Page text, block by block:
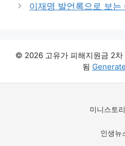
리
이재명 발언록으로 보
© 2026 고유가 피해지원금 2차
됨
미니스토
인생뉴